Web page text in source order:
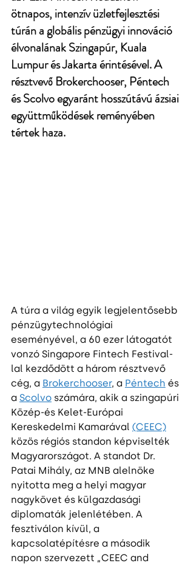
ötnapos, intenzív üzletfejlesztési
túrán a globális pénzügyi innováció
élvonalának Szingapúr, Kuala
Lumpur és Jakarta érintésével. A
résztvevő Brokerchooser, Péntech
és Scolvo egyaránt hosszútávú ázsiai
együttműködések reményében
tértek haza.
A túra a világ egyik legjelentősebb
pénzügytechnológiai
eseményével, a 60 ezer látogatót
vonzó Singapore Fintech Festival-
lal kezdődött a három résztvevő
cég, a Brokerchooser, a Péntech és
a Scolvo számára, akik a szingapúri
Közép-és Kelet-Európai
Kereskedelmi Kamarával (CEEC)
közös régiós standon képviselték
Magyarországot. A standot Dr.
Patai Mihály, az MNB alelnöke
nyitotta meg a helyi magyar
nagykövet és külgazdasági
diplomaták jelenlétében. A
fesztiválon kívül, a
kapcsolatépítésre a második
napon szervezett „CEEC and